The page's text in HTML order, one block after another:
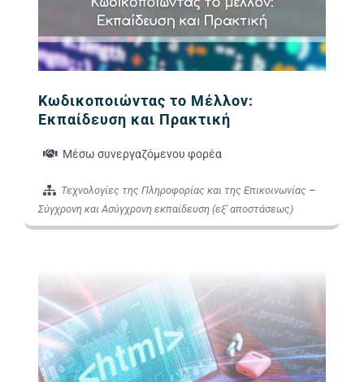
Κωδικοποιώντας το Μέλλον:
Εκπαίδευση και Πρακτική
Μέσω συνεργαζόμενου φορέα
Τεχνολογίες της Πληροφορίας και της Επικοινωνίας –
Σύγχρονη και Ασύγχρονη εκπαίδευση (εξ' αποστάσεως)